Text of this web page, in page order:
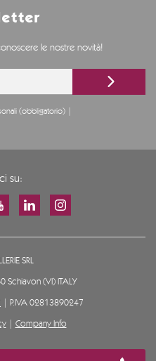
le nostre novità!
(obbligatorio) |
su:
SRL
Schiavon (VI) ITALY
| P.IVA 02813890247
| Company Info